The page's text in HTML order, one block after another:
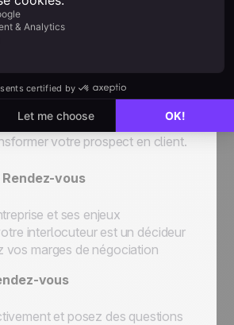
de pistes,
ou d'affaires
a manifesté de l'intérêt
vous avez déjà fait le plus
maximisez vos chances de
votre prospect en client.
vous
et ses enjeux
interlocuteur est un décideur
vos marges de négociation
vous
et posez des questions